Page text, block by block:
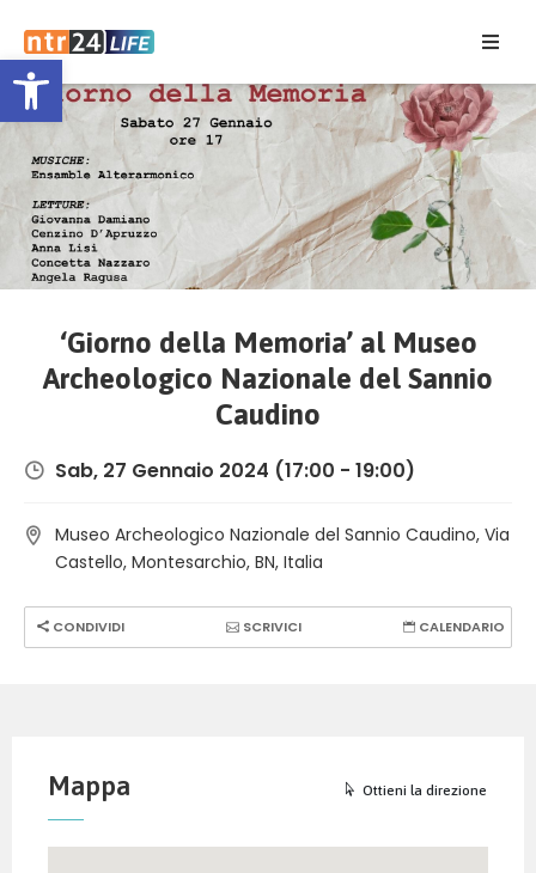
Open toolbar
Home
Eventi
Contatti
‘Giorno della Memoria’ al Museo
Archeologico Nazionale del Sannio
Caudino
Sab, 27 Gennaio 2024 (17:00 - 19:00)
Museo Archeologico Nazionale del Sannio Caudino, Via
Castello, Montesarchio, BN, Italia
CONDIVIDI SCRIVICI CALENDARIO
Mappa Ottieni la direzione